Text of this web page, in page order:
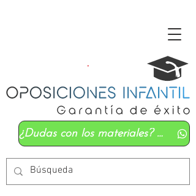
¿Dudas con los materiales? Mándanos un whatsapp